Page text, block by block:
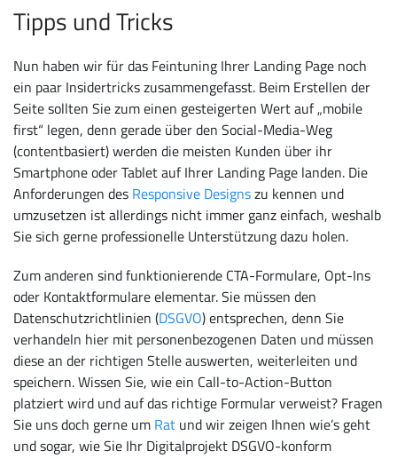
Tipps und Tricks
Nun haben wir für das Feintuning Ihrer Landing Page noch
ein paar Insidertricks zusammengefasst. Beim Erstellen der
Seite sollten Sie zum einen gesteigerten Wert auf „mobile
first“ legen, denn gerade über den Social-Media-Weg
(contentbasiert) werden die meisten Kunden über ihr
Smartphone oder Tablet auf Ihrer Landing Page landen. Die
Anforderungen des Responsive Designszu kennen und
umzusetzen ist allerdings nicht immer ganz einfach, weshalb
Sie sich gerne professionelle Unterstützung dazu holen.
Zum anderen sind funktionierende CTA-Formulare, Opt-Ins
oder Kontaktformulare elementar. Sie müssen den
Datenschutzrichtlinien (DSGVO) entsprechen, denn Sie
verhandeln hier mit personenbezogenen Daten und müssen
diese an der richtigen Stelle auswerten, weiterleiten und
speichern. Wissen Sie, wie ein Call-to-Action-Button
platziert wird und auf das richtige Formular verweist? Fragen
Sie uns doch gerne um Rat und wir zeigen Ihnen wie’s geht
und sogar, wie Sie Ihr Digitalprojekt DSGVO-konform